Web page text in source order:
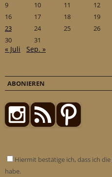
9
10 11 12
16
17 18 19
23
24 25 26
30
31
« Juli Sep. »
ABONIEREN
Hiermit bestätige ich, dass ich die
habe.